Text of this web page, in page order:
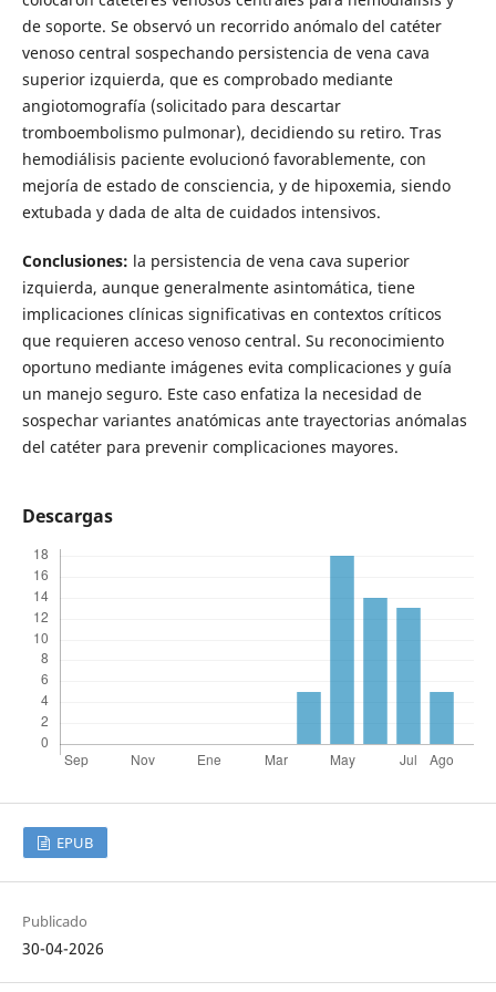
de soporte. Se observó un recorrido anómalo del catéter
venoso central sospechando persistencia de vena cava
superior izquierda, que es comprobado mediante
angiotomografía (solicitado para descartar
tromboembolismo pulmonar), decidiendo su retiro. Tras
hemodiálisis paciente evolucionó favorablemente, con
mejoría de estado de consciencia, y de hipoxemia, siendo
extubada y dada de alta de cuidados intensivos.
Conclusiones: la persistencia de vena cava superior
izquierda, aunque generalmente asintomática, tiene
implicaciones clínicas significativas en contextos críticos
que requieren acceso venoso central. Su reconocimiento
oportuno mediante imágenes evita complicaciones y guía
un manejo seguro. Este caso enfatiza la necesidad de
sospechar variantes anatómicas ante trayectorias anómalas
del catéter para prevenir complicaciones mayores.
Descargas
EPUB
Publicado
30-04-2026